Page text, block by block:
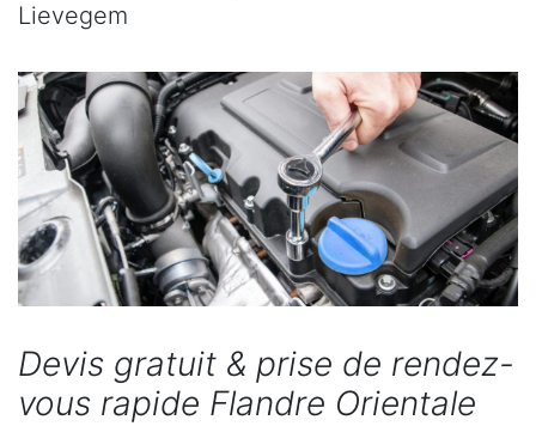
Lievegem
Devis gratuit & prise de rendez-
vous rapide Flandre Orientale